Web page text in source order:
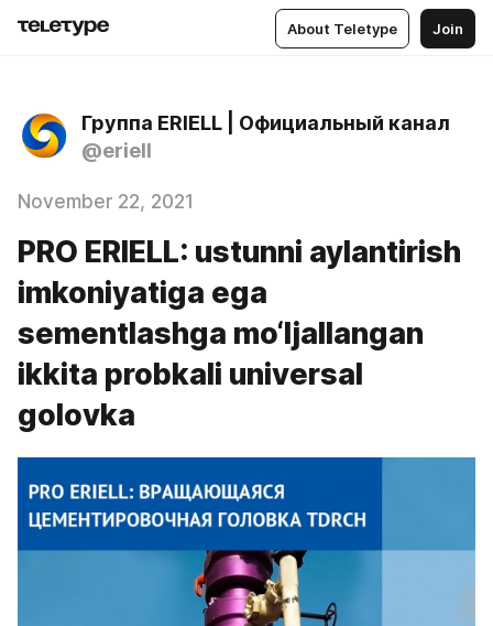
About Teletype Join
Группа ERIELL | Официальный канал
@eriell
November 22, 2021
PRO ERIELL: ustunni aylantirish
imkoniyatiga ega
sementlashga mo‘ljallangan
ikkita probkali universal
golovka